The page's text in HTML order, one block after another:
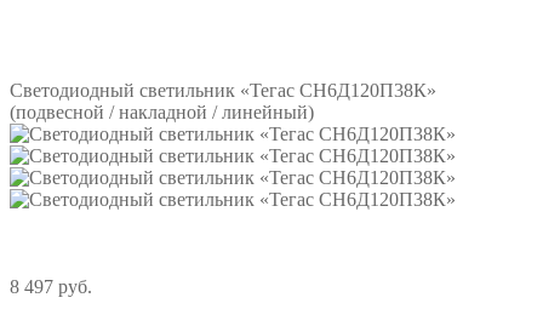
Светодиодный светильник «Тегас СН6Д120П38К»
(подвесной / накладной / линейный)
8 497 руб.